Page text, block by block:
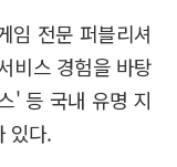
임 전문 퍼블리셔
비스 경험을 바탕
' 등 국내 유명 지
있다.